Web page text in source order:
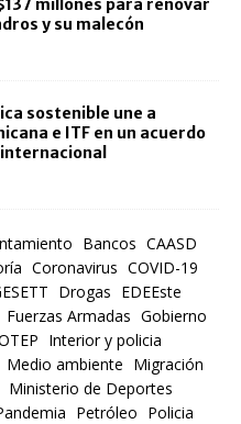
millones para renovar
y su malecón
sostenible une a
e ITF en un acuerdo
Bancos CAASD
Coronavirus COVID-19
Drogas EDEEste
Fuerzas Armadas Gobierno
Interior y policia
Medio ambiente Migración
Ministerio de Deportes
Petróleo Policia